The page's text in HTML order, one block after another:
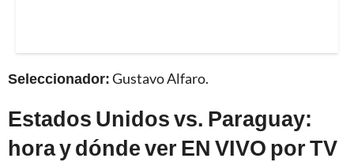
Seleccionador:Gustavo Alfaro.
Estados Unidos vs. Paraguay:
hora y dónde ver EN VIVO por TV